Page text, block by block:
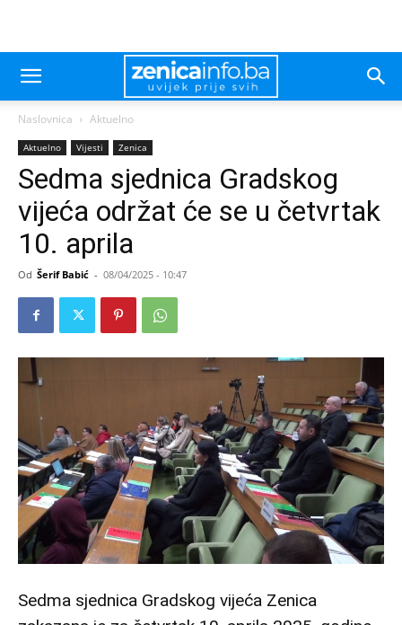
Naslovnica Aktuelno
Aktuelno Vijesti Zenica
Sedma sjednica Gradskog
vijeća održat će se u četvrtak
10. aprila
Od Šerif Babić - 08/04/2025 - 10:47
Sedma sjednica Gradskog vijeća Zenica